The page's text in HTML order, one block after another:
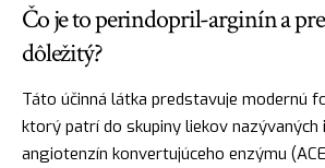
Čo je to perindopril-arginín a
dôležitý?
Táto účinná látka predstavuje modernú
ktorý patrí do skupiny liekov nazývaných
angiotenzín konvertujúceho enzýmu